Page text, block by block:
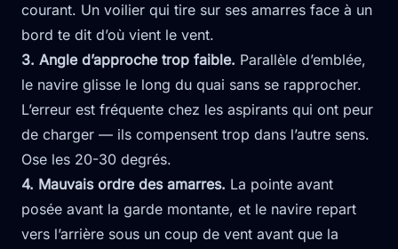
courant. Un voilier qui tire sur ses amarres face à un
bord te dit d’où vient le vent.
3. Angle d’approche trop faible. Parallèle d’emblée,
le navire glisse le long du quai sans se rapprocher.
L’erreur est fréquente chez les aspirants qui ont peur
de charger — ils compensent trop dans l’autre sens.
Ose les 20-30 degrés.
4. Mauvais ordre des amarres. La pointe avant
posée avant la garde montante, et le navire repart
vers l’arrière sous un coup de vent avant que la